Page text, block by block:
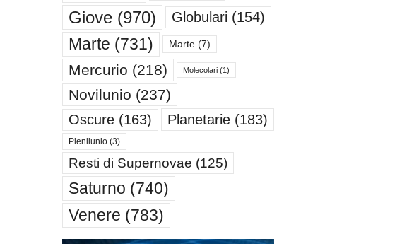
Giove(970) Globulari (154)
Marte (731) Marte(7)
Mercurio (218) Molecolari(1)
Novilunio (237)
Oscure(163) Planetarie(183)
Plenilunio(3)
Resti di Supernovae (125)
Saturno (740)
Venere (783)